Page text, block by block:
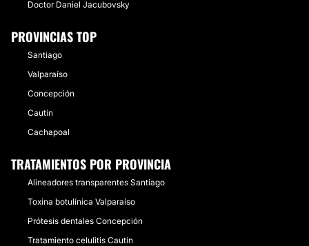
Doctor Daniel Jacubovsky
PROVINCIAS TOP
Santiago
Valparaíso
Concepción
Cautín
Cachapoal
TRATAMIENTOS POR PROVINCIA
Alineadores transparentes Santiago
Toxina botulínica Valparaíso
Prótesis dentales Concepción
Tratamiento celulitis Cautín